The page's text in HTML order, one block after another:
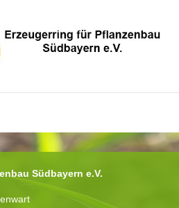
Südbayern e.V.